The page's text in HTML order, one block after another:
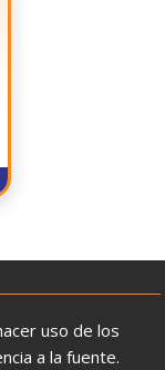
uso de los
a la fuente.